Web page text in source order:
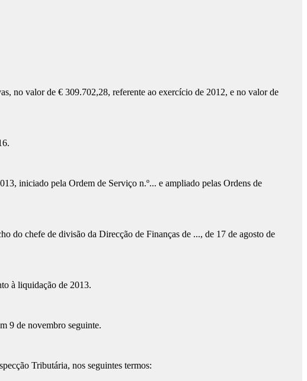
no valor de € 309.702,28, referente ao exercício de 2012, e no valor de
iniciado pela Ordem de Serviço n.º... e ampliado pelas Ordens de
do chefe de divisão da Direcção de Finanças de ..., de 17 de agosto de
à liquidação de 2013.
9 de novembro seguinte.
Tributária, nos seguintes termos: